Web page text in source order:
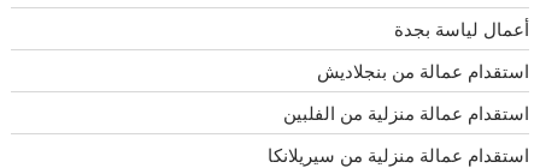
أعمال لياسة بجدة
استقدام عمالة من بنجلاديش
استقدام عمالة منزلية من الفلبين
استقدام عمالة منزلية من سيريلانكا